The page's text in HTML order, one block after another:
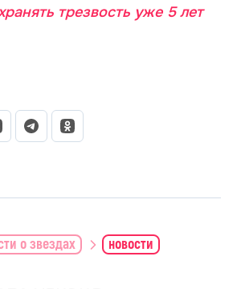
трезвость уже 5 лет
о звездах новости